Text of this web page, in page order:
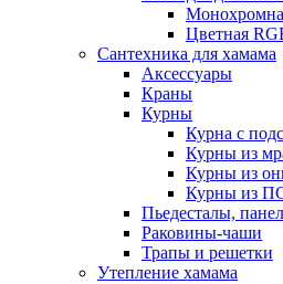
Цветная
Сантехника для хамама
Аксессуары
Краны
Курны
Курна с
Курны из
Курны из
Курны из
Пьедесталы,
Раковины-чаши
Трапы и решетки
Утепление хамама